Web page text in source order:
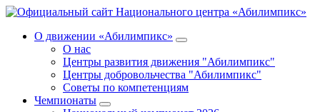
О движении «Абилимпикс»
О нас
Центры развития движения "Абилимпикс"
Центры добровольчества "Абилимпикс"
Советы по компетенциям
Чемпионаты